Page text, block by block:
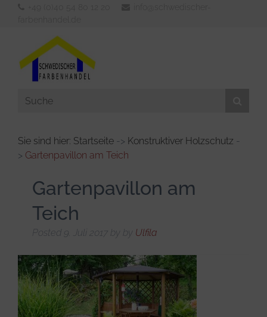
Aussenfarben
Innenfarben
Verdünner & Reiniger
Infos & Tipps
Sie sind hier: Startseite -> Konstruktiver Holzschutz -
> Gartenpavillon am Teich
Gartenpavillon am
Teich
Posted 9. Juli 2017 by by Ulfila